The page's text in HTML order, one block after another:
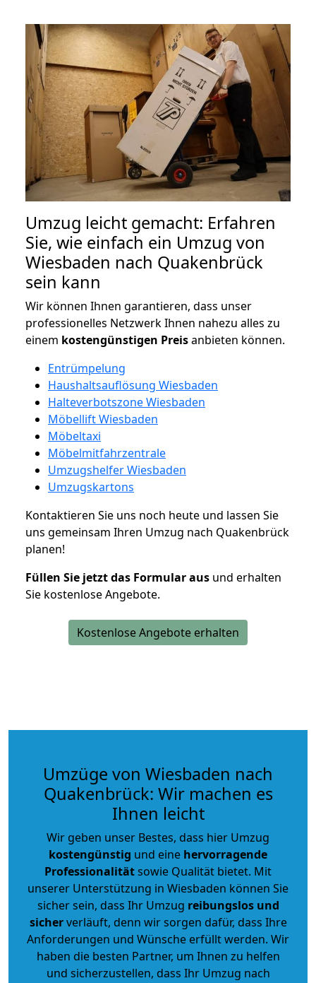
Umzug leicht gemacht: Erfahren
Sie, wie einfach ein Umzug von
Wiesbaden nach Quakenbrück
sein kann
Wir können Ihnen garantieren, dass unser
professionelles Netzwerk Ihnen nahezu alles zu
einem kostengünstigen Preisanbieten können.
Entrümpelung
Haushaltsauflösung Wiesbaden
Halteverbotszone Wiesbaden
Möbellift Wiesbaden
Möbeltaxi
Möbelmitfahrzentrale
Umzugshelfer Wiesbaden
Umzugskartons
Kontaktieren Sie uns noch heute und lassen Sie
uns gemeinsam Ihren Umzug nach Quakenbrück
planen!
Füllen Sie jetzt das Formular aus und erhalten
Sie kostenlose Angebote.
Kostenlose Angebote erhalten
Umzüge von Wiesbaden nach
Quakenbrück: Wir machen es
Ihnen leicht
Wir geben unser Bestes, dass hier Umzug
kostengünstig und eine hervorragende
Professionalitätsowie Qualität bietet. Mit
unserer Unterstützung in Wiesbaden können Sie
sicher sein, dass Ihr Umzug reibungslos und
sicherverläuft, denn wir sorgen dafür, dass Ihre
Anforderungen und Wünsche erfüllt werden. Wir
haben die besten Partner, um Ihnen zu helfen
und sicherzustellen, dass Ihr Umzug nach